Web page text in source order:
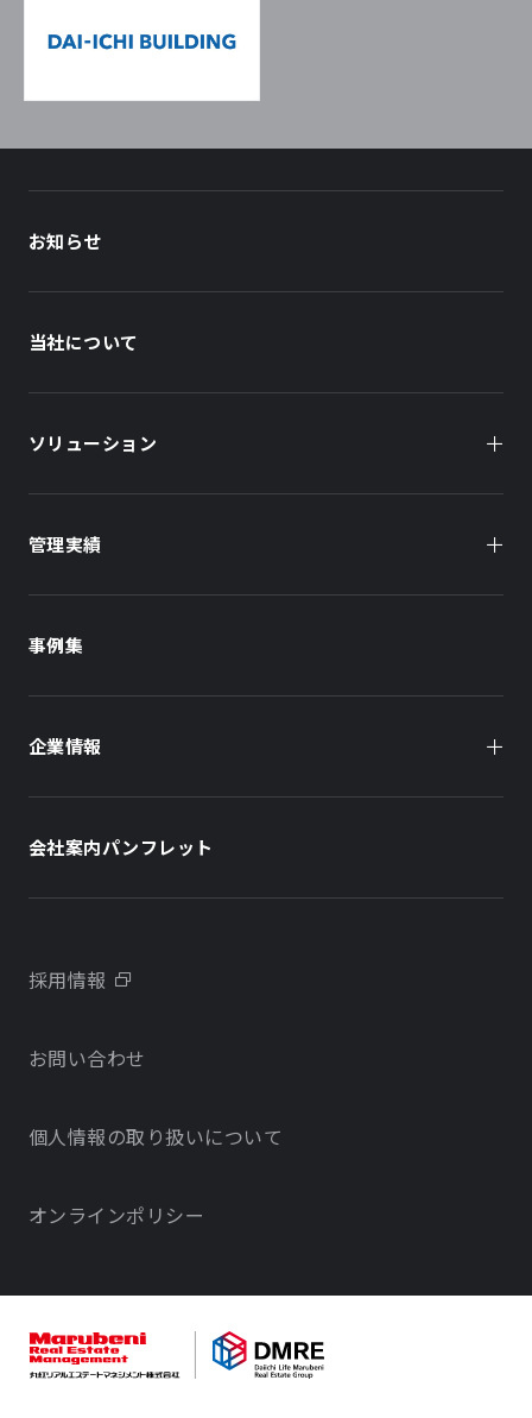
お知らせ
当社について
ソリューション
オーナー様向け
オフィスビル
住まい（社宅・賃貸住宅）
学校・教育施設
不動産開発をご検討の方へ
物件をお探しの方向け
オフィス・店舗をお探しの方へ
サービスで探す
不動産コンサルティング
管理実績
住まい（賃貸住宅）
事例集
企業情報
会社案内パンフレット
採用情報
お問い合わせ
個人情報の取り扱いについて
オンラインポリシー